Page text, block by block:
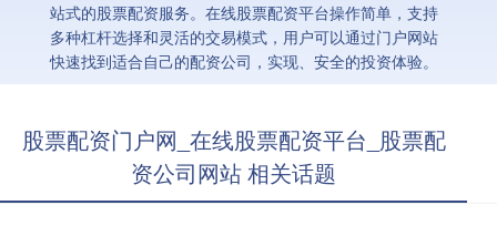
站式的股票配资服务。在线股票配资平台操作简单，支持
多种杠杆选择和灵活的交易模式，用户可以通过门户网站
快速找到适合自己的配资公司，实现、安全的投资体验。
股票配资门户网_在线股票配资平台_股票配
资公司网站 相关话题